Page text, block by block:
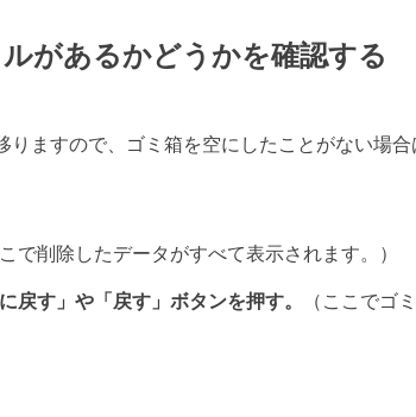
があるかどうかを確認する
ますので、ゴミ箱を空にしたことがない場
こで削除したデータがすべて表示されます。）
す」や「戻す」ボタンを押す。
（ここでゴ